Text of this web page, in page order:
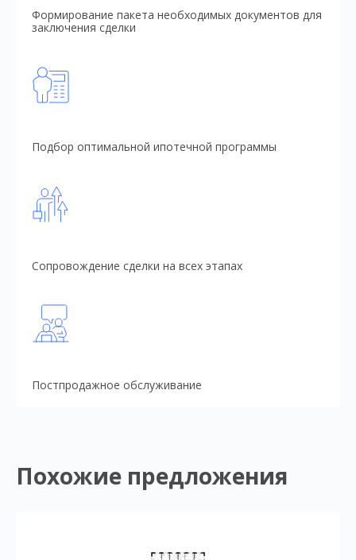
Формирование пакета необходимых документов для
заключения сделки
Подбор оптимальной ипотечной программы
Сопровождение сделки на всех этапах
Постпродажное обслуживание
Похожие предложения